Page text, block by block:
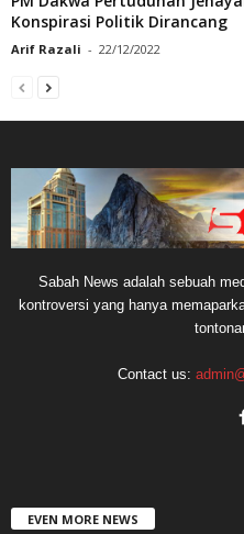
Konspirasi Politik Dirancang
Arif Razali - 22/12/2022
Sabah News adalah sebuah
kontroversi yang hanya
Contact us:
EVEN MORE NEWS